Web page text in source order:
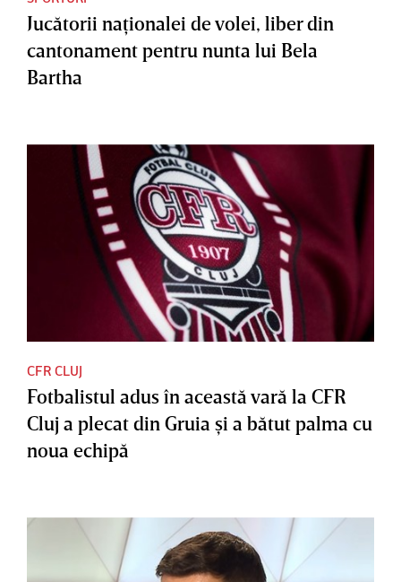
Jucătorii naţionalei de volei, liber din
cantonament pentru nunta lui Bela
Bartha
CFR CLUJ
Fotbalistul adus în această vară la CFR
Cluj a plecat din Gruia şi a bătut palma cu
noua echipă